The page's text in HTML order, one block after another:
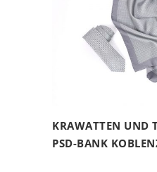
KRAWATTEN UND
PSD-BANK